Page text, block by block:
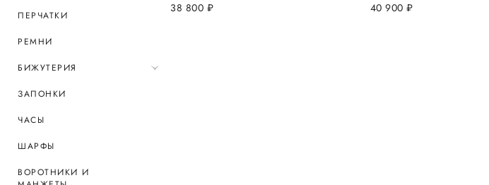
ПЕРЧАТКИ
РЕМНИ
БИЖУТЕРИЯ
ЗАПОНКИ
ЧАСЫ
ШАРФЫ
ВОРОТНИКИ И
38 800 руб. 40 900 руб.